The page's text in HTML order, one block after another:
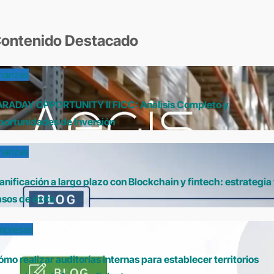
Destacado
OPPORTUNITY II FICC: Análisis Completo y
de Inversión
a largo plazo con Blockchain y fintech: estrategia
de éxito
realizar auditorías internas para establecer territorios